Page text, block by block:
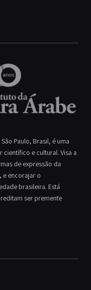
Paulo, Brasil, é uma
e cultural. Visa a
de expressão da
e encorajar o
brasileira. Está
ser premente